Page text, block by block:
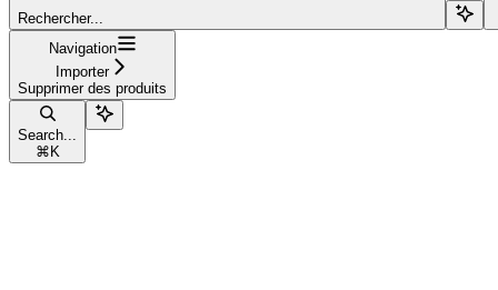
Rechercher...
Navigation
Importer
Supprimer des produits
Search...
⌘ K